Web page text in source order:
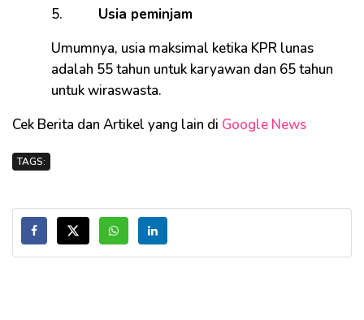
5. Usia peminjam
Umumnya, usia maksimal ketika KPR lunas
adalah 55 tahun untuk karyawan dan 65 tahun
untuk wiraswasta.
Cek Berita dan Artikel yang lain di Google News
TAGS: